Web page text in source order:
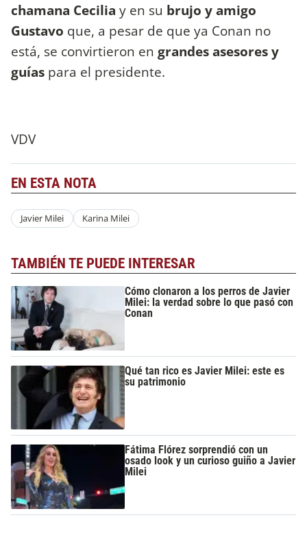
chamana Cecilia y en su brujo y amigo
Gustavo que, a pesar de que ya Conan no
está, se convirtieron en grandes asesores y
guías para el presidente.
VDV
EN ESTA NOTA
Javier Milei Karina Milei
TAMBIÉN TE PUEDE INTERESAR
Cómo clonaron a los perros de Javier
Milei: la verdad sobre lo que pasó con
Conan
Qué tan rico es Javier Milei: este es
su patrimonio
Fátima Flórez sorprendió con un
osado look y un curioso guiño a Javier
Milei